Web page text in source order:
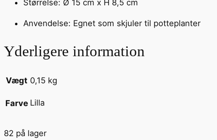
Størrelse: Ø 15 cm x H 8,5 cm
Anvendelse: Egnet som skjuler til potteplanter
Yderligere information
Vægt 0,15 kg
Farve Lilla
82 på lager